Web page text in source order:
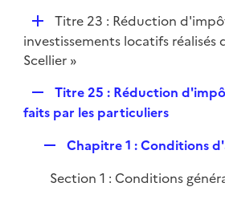
e
r
D
é
p
e
Titre 23 : Réduction
investissements locatifs réalisés
Scellier »
e
l
e
Titre 25 : Réduction
faits par les particuliers
p
Chapitre 1 : Conditions
Section 1 : Conditions